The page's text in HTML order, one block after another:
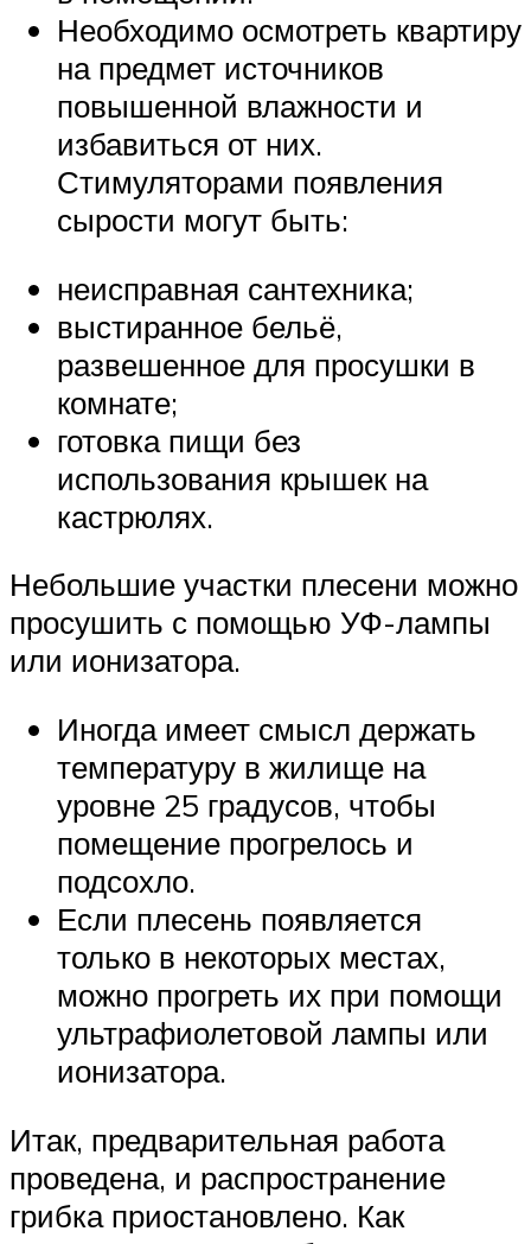
Необходимо осмотреть квартиру
на предмет источников
повышенной влажности и
избавиться от них.
Стимуляторами появления
сырости могут быть:
неисправная сантехника;
выстиранное бельё,
развешенное для просушки в
комнате;
готовка пищи без
использования крышек на
кастрюлях.
Небольшие участки плесени можно
просушить с помощью УФ-лампы
или ионизатора.
Иногда имеет смысл держать
температуру в жилище на
уровне 25 градусов, чтобы
помещение прогрелось и
подсохло.
Если плесень появляется
только в некоторых местах,
можно прогреть их при помощи
ультрафиолетовой лампы или
ионизатора.
Итак, предварительная работа
проведена, и распространение
грибка приостановлено. Как